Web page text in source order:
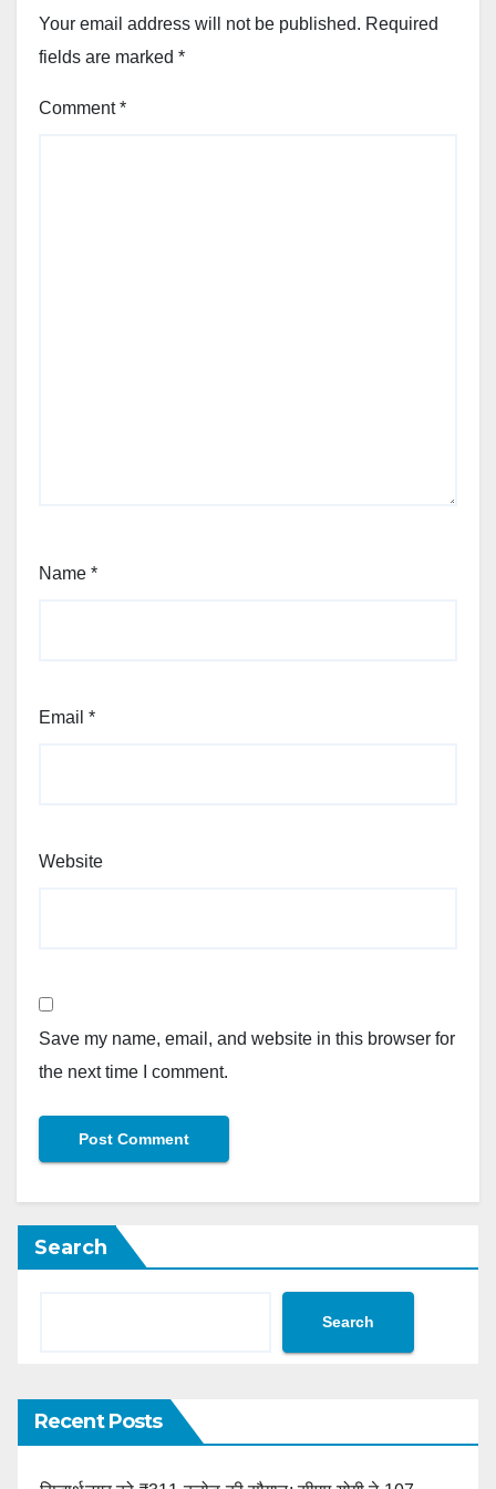
Your email address will not be published. Required
fields are marked *
Comment*
Name *
Email *
Website
Save my name, email, and website in this browser for
the next time I comment.
Search
Search
Recent Posts